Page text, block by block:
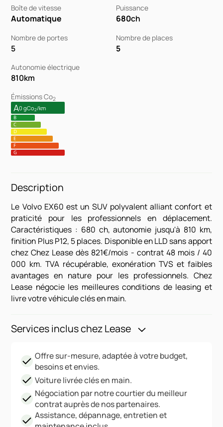
Boîte de vitesse
Automatique
Puissance
680ch
Nombre de portes
5
Nombre de places
5
Autonomie électrique
810km
Émissions Co2
A0 gCo2/km
B
C
D
E
F
G
Description
Le Volvo EX60 est un SUV polyvalent alliant confort et
praticité pour les professionnels en déplacement.
Caractéristiques : 680 ch, autonomie jusqu'à 810 km,
finition Plus P12, 5 places. Disponible en LLD sans apport
chez Chez Lease dès 821€/mois - contrat 48 mois / 40
000 km. TVA récupérable, exonération TVS et faibles
avantages en nature pour les professionnels. Chez
Lease négocie les meilleures conditions de leasing et
livre votre véhicule clés en main.
Services inclus chez Lease
Offre sur-mesure, adaptée à votre budget,
besoins et envies.
Voiture livrée clés en main.
Négociation par notre courtier du meilleur
contrat auprès de nos partenaires.
Assistance, dépannage, entretien et